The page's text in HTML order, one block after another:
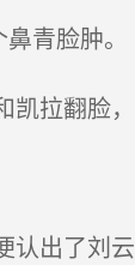
青脸肿。
拉翻脸，
出了刘